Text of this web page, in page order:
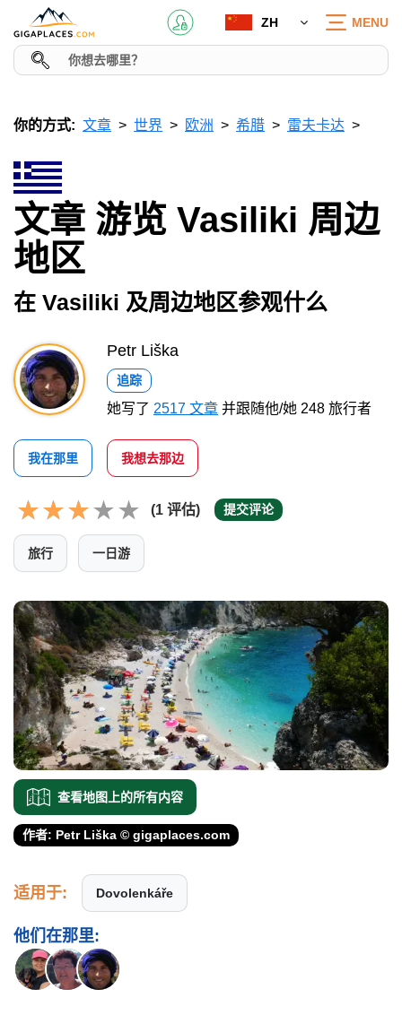
ZH MENU
你的方式: 文章 世界 欧洲 希腊 雷夫卡达
文章 游览 Vasiliki 周边
地区
在 Vasiliki 及周边地区参观什么
Petr Liška
追踪
她写了 2517 文章 并跟随他/她 248 旅行者
我在那里 我想去那边
(1 评估) 提交评论
旅行 一日游
查看地图上的所有内容
作者: Petr Liška © gigaplaces.com
适用于: Dovolenkáře
他们在那里: